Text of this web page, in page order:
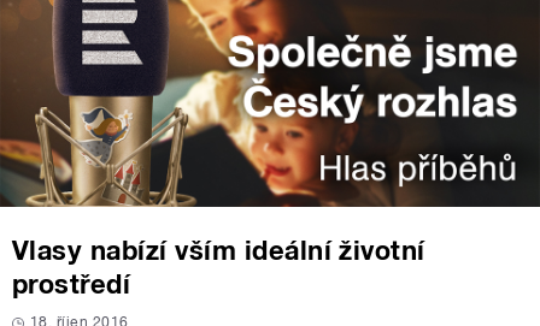
Vlasy nabízí vším ideální životní
prostředí
18. říjen 2016